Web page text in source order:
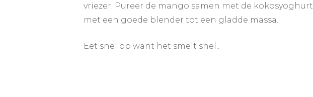
vriezer. Pureer de mango samen met de kokosyoghurt
met een goede blender tot een gladde massa.
Eet snel op want het smelt snel..